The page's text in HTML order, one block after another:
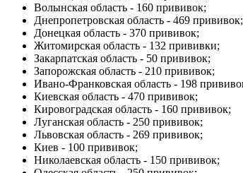
Волынская область - 160 прививок;
Днепропетровская область - 469 прививок;
Донецкая область - 370 прививок;
Житомирская область - 132 прививки;
Закарпатская область - 50 прививок;
Запорожская область - 210 прививок;
Ивано-Франковская область - 198
Киевская область - 470 прививок;
Кировоградская область - 160 прививок;
Луганская область - 250 прививок;
Львовская область - 269 прививок;
Киев - 100 прививок;
Николаевская область - 150 прививок;